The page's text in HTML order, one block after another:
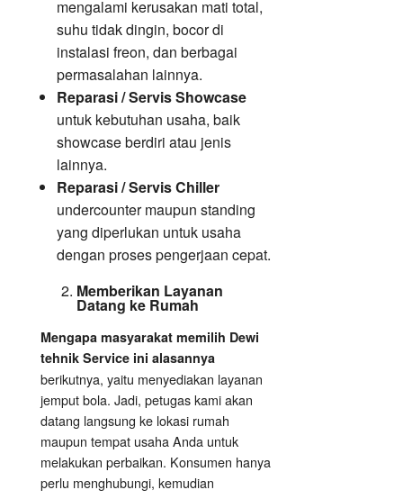
mengalami kerusakan mati total,
suhu tidak dingin, bocor di
instalasi freon, dan berbagai
permasalahan lainnya.
Reparasi / Servis Showcase
untuk kebutuhan usaha, baik
showcase berdiri atau jenis
lainnya.
Reparasi / Servis Chiller
undercounter maupun standing
yang diperlukan untuk usaha
dengan proses pengerjaan cepat.
Memberikan Layanan
Datang ke Rumah
Mengapa masyarakat memilih Dewi
tehnik Service ini alasannya
berikutnya, yaitu menyediakan layanan
jemput bola. Jadi, petugas kami akan
datang langsung ke lokasi rumah
maupun tempat usaha Anda untuk
melakukan perbaikan. Konsumen hanya
perlu menghubungi, kemudian